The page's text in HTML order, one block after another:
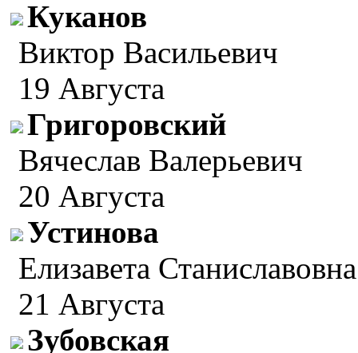
Куканов
Виктор Васильевич
19 Августа
Григоровский
Вячеслав Валерьевич
20 Августа
Устинова
Елизавета Станиславовна
21 Августа
Зубовская